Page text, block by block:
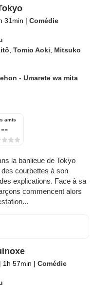
31min | Comédie
,Tomio Aoki, Mitsuko
- Umarete wa mita
amis
--
la banlieue de Tokyo
courbettes à son
explications. Face à sa
commencent alors
| 1h 57min | Comédie